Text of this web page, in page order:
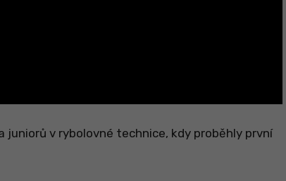
juniorů v rybolovné technice, kdy proběhly první